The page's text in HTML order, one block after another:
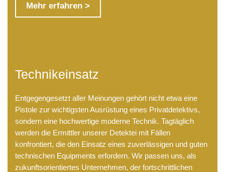
Mehr erfahren >
Technikeinsatz
Entgegengesetzt aller Meinungen gehört nicht etwa eine
Pistole zur wichtigsten Ausrüstung eines Privatdetektivs,
sondern eine hochwertige moderne Technik. Tagtäglich
werden die Ermittler unserer Detektei mit Fällen
konfrontiert, die den Einsatz eines zuverlässigen und guten
technischen Equipments erfordern. Wir passen uns, als
zukunftsorientiertes Unternehmen, der fortschrittlichen